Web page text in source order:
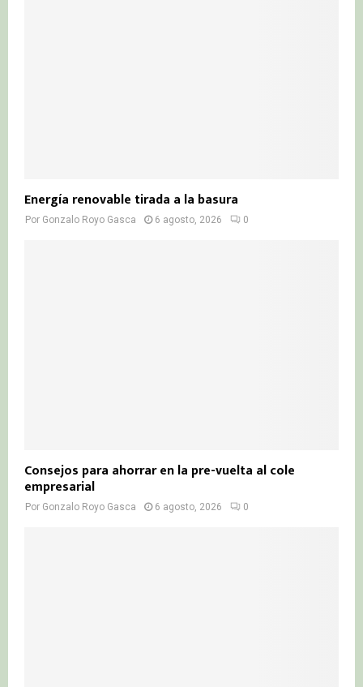
Energía renovable tirada a la basura
Por Gonzalo Royo Gasca 6 agosto, 2026 0
Consejos para ahorrar en la pre-vuelta al cole
empresarial
Por Gonzalo Royo Gasca 6 agosto, 2026 0